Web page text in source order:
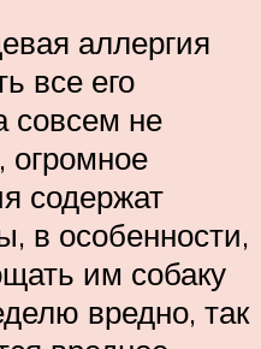
аллергия
все его
совсем не
содержат
в особенности,
им собаку
вредно, так